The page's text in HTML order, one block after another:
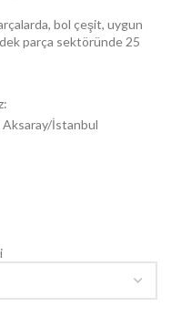
bol çeşit, uygun
parça sektöründe 25
Aksaray/İstanbul